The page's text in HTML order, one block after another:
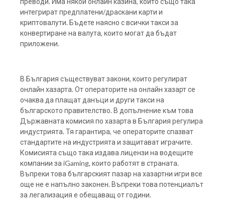
интегрират предплатени/драскани карти и
криптовалути. Бъдете наясно с всички такси за
конвертиране на валута, които могат да бъдат
приложени.
В България съществуват закони, които регулират
онлайн хазарта. От операторите на онлайн хазарт се
очаква да плащат данъци и други такси на
българското правителство. В допълнение към това
Държавната комисия по хазарта в България регулира
индустрията. Тя гарантира, че операторите спазват
стандартите на индустрията и защитават играчите.
Комисията също така издава лицензи на водещите
компании за iGaming, които работят в страната.
Въпреки това българският пазар на хазартни игри все
още не е напълно законен. Въпреки това потенциалът
за легализация е обещаващ от години.